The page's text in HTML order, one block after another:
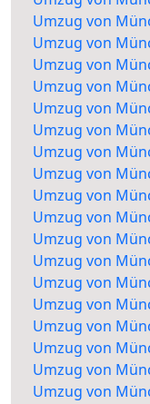
Umzug von
Umzug von
Umzug von
Umzug von
Umzug von
Umzug von
Umzug von
Umzug von
Umzug von
Umzug von
Umzug von
Umzug von
Umzug von
Umzug von
Umzug von
Umzug von
Umzug von
Umzug von